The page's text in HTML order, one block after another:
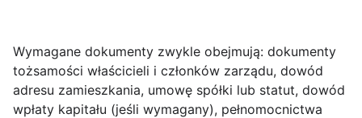
Wymagane dokumenty zwykle obejmują: dokumenty
tożsamości właścicieli i członków zarządu, dowód
adresu zamieszkania, umowę spółki lub statut, dowód
wpłaty kapitału (jeśli wymagany), pełnomocnictwa